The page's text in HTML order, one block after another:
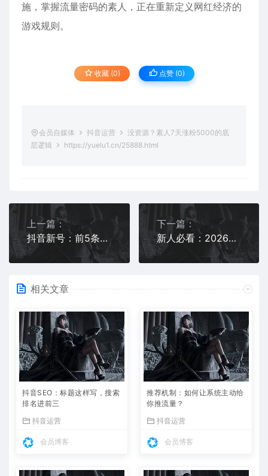
施，掌握流量密码的素人，正在重新定义网红经济的
游戏规则。
收藏 (0) 点赞 (0)
会员自媒体 抖音运营
没资源？素人7天涨粉5000的底
层逻辑
https://yuelu1.cn/25888.html
上一篇：
抖音新号：前5条视频决定生死的真相
下一篇：
新人必看：2026抖音起号避坑指南
相关文章
抖音SEO：标题这样写，搜索
排名进前三
抖音运营
会员博客
推荐机制：如何让系统主动给
你推流量？
抖音运营
会员博客